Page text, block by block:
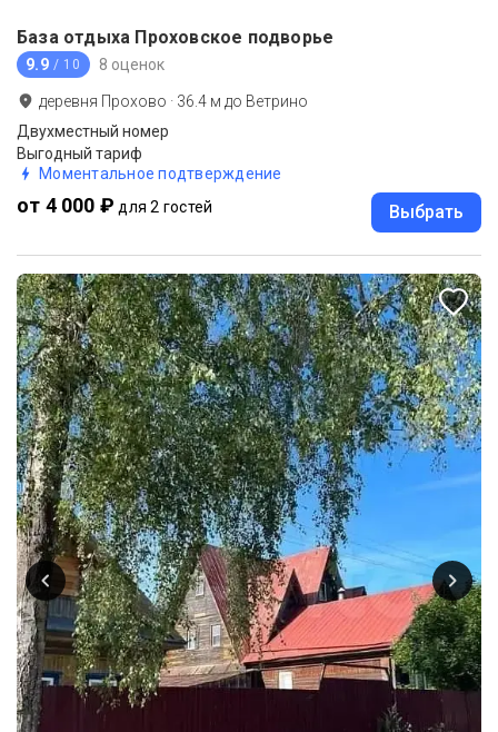
База отдыха Проховское подворье
9.9 / 10 8 оценок
деревня Прохово · 36.4 м до Ветрино
Двухместный номер
Выгодный тариф
Моментальное подтверждение
от 4 000 ₽ для 2 гостей Выбрать